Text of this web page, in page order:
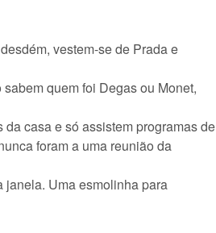
vestem-se de Prada e
quem foi Degas ou Monet,
casa e só assistem programas de
foram a uma reunião da
Uma esmolinha para